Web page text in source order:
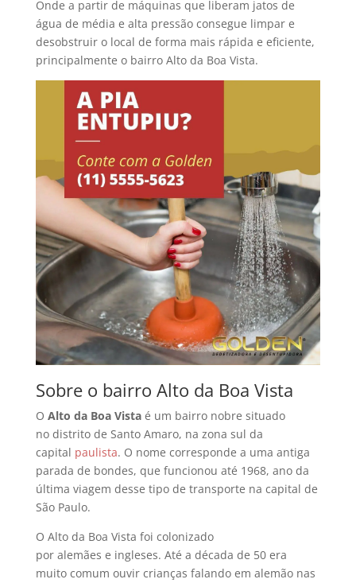
Onde a partir de máquinas que liberam jatos de
água de média e alta pressão consegue limpar e
desobstruir o local de forma mais rápida e eficiente,
principalmente o bairro Alto da Boa Vista.
Sobre o bairro Alto da Boa Vista
O Alto da Boa Vistaé um bairro nobre situado
no distrito de Santo Amaro, na zona sul da
capital paulista. O nome corresponde a uma antiga
parada de bondes, que funcionou até 1968, ano da
última viagem desse tipo de transporte na capital de
São Paulo.
O Alto da Boa Vista foi colonizado
por alemães e ingleses. Até a década de 50 era
muito comum ouvir crianças falando em alemão nas